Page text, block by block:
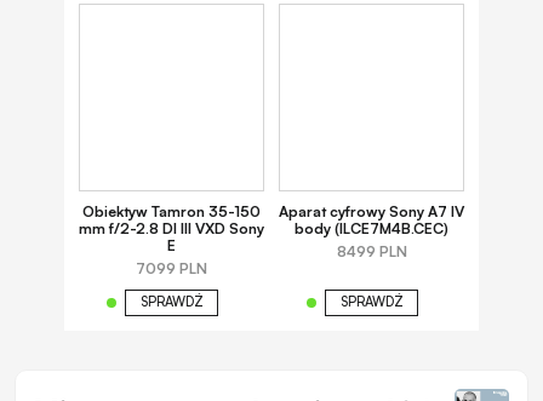
Obiektyw Tamron 35-150
mm f/2-2.8 DI III VXD Sony
E
7099 PLN
SPRAWDŹ
Aparat cyfrowy Sony A7 IV
body (ILCE7M4B.CEC)
8499 PLN
SPRAWDŹ